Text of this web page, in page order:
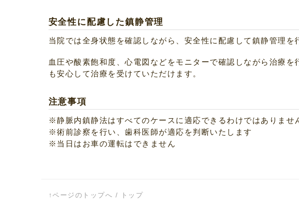
安全性に配慮した鎮静管理
当院では全身状態を確認しながら、安全性に配慮して鎮静管理を
血圧や酸素飽和度、心電図などをモニターで確認しながら治療
も安心して治療を受けていただけます。
注意事項
※静脈内鎮静法はすべてのケースに適応できるわけではありませ
※術前診察を行い、歯科医師が適応を判断いたします
※当日はお車の運転はできません
↑ページのトップへ / トップ